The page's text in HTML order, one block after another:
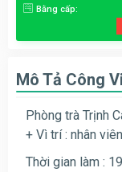
Bằng cấp:
Mô Tả Công
Phòng trà Trịnh
+ Vì trí : nhân
Thời gian làm :